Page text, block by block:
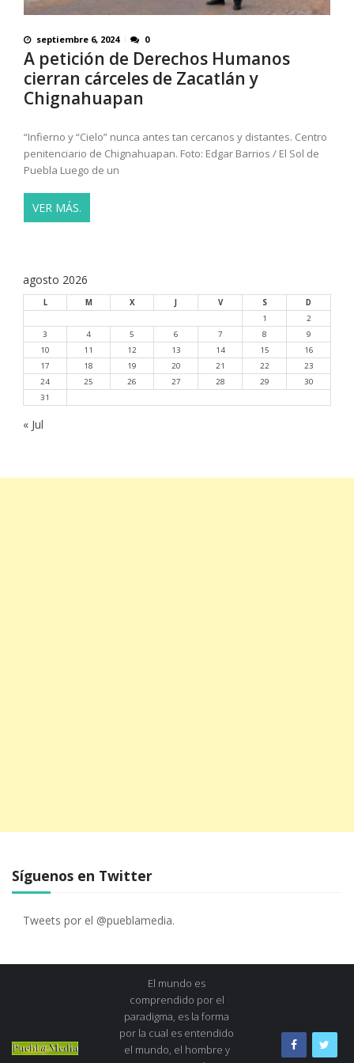
septiembre 6, 2024 0
A petición de Derechos Humanos
cierran cárceles de Zacatlán y
Chignahuapan
“Infierno y “Cielo” nunca antes tan cercanos y distantes. Centro
penitenciario de Chignahuapan. Foto: Edgar Barrios / El Sol de
Puebla Luego de un
VER MÁS.
agosto 2026
L M X V S
D
1
2
3
4 5 6 7 8
9
10
11 12 13 14 15
16
17
18 19 20 21 22
23
24
25 26 27 28 29
30
31
« Jul
Síguenos en Twitter
Tweets por el @pueblamedia.
El mundo es
comprendido por el
paradigma, es la forma
por la cual es entendido
el mundo, el hombre y